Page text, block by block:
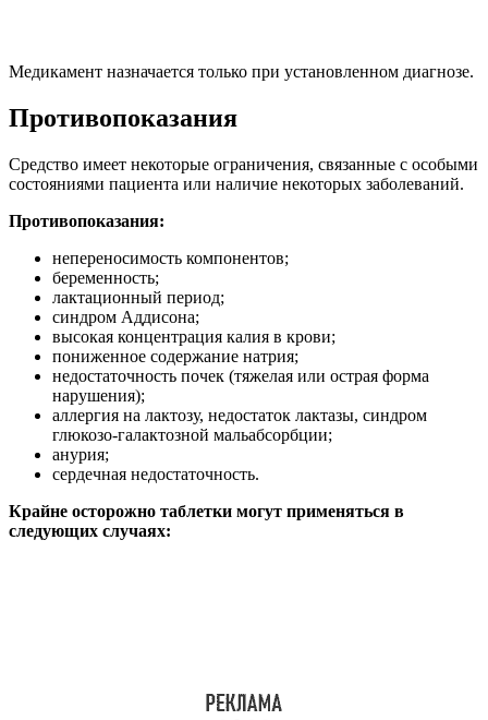
Медикамент назначается только при установленном диагнозе.
Противопоказания
Средство имеет некоторые ограничения, связанные с особыми
состояниями пациента или наличие некоторых заболеваний.
Противопоказания:
непереносимость компонентов;
беременность;
лактационный период;
синдром Аддисона;
высокая концентрация калия в крови;
пониженное содержание натрия;
недостаточность почек (тяжелая или острая форма
нарушения);
аллергия на лактозу, недостаток лактазы, синдром
глюкозо-галактозной мальабсорбции;
анурия;
сердечная недостаточность.
Крайне осторожно таблетки могут применяться в
следующих случаях: